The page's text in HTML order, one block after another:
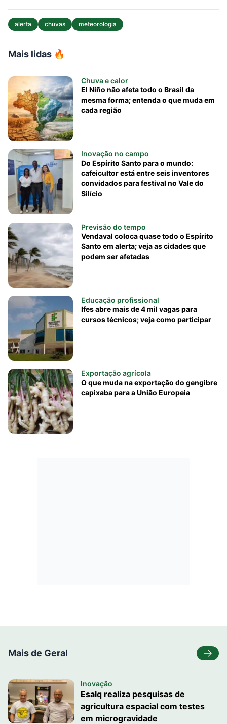
Mais lidas 🔥
Chuva e calor
El Niño não afeta todo o Brasil da
mesma forma; entenda o que muda em
cada região
Inovação no campo
Do Espírito Santo para o mundo:
cafeicultor está entre seis inventores
convidados para festival no Vale do
Silício
Previsão do tempo
Vendaval coloca quase todo o Espírito
Santo em alerta; veja as cidades que
podem ser afetadas
Educação profissional
Ifes abre mais de 4 mil vagas para
cursos técnicos; veja como participar
Exportação agrícola
O que muda na exportação do gengibre
capixaba para a União Europeia
alerta chuvas meteorologia
Mais de Geral
Inovação
Esalq realiza pesquisas de
agricultura espacial com testes
em microgravidade